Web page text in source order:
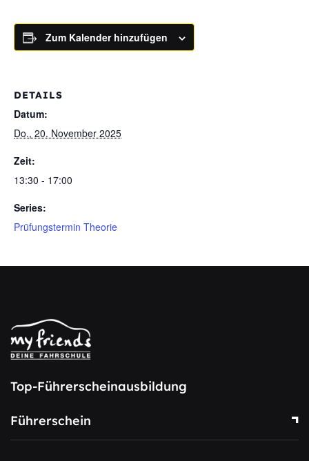
Zum Kalender hinzufügen
DETAILS
Datum:
Do., 20. November 2025
Zeit:
13:30 - 17:00
Series:
Prüfungstermin Theorie
Top-Führerscheinausbildung
Führerschein